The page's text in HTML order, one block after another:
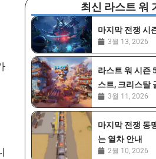
최신 라스트 워
마지막 전쟁 시
3월 13, 2026
라스트 워 시즌
스트, 크리스탈
3월 11, 2026
마지막 전쟁 동
는 열차 안내
2월 10, 2026